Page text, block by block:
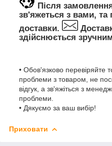
Після
зв'яжеться з вами, та
доставки.
здійснюється
• Обов'язково перевіряйте
проблеми з товаром, не
відгук, а зв'яжіться з
проблеми.
• Дякуємо за ваш вибір!
Приховати